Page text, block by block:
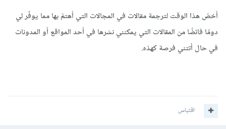
أخصّ هذا الوقت لترجمة مقالات في المجالات التي أهتمّ بها مما يوفّر لي
دومًا فائضًا من المقالات التي يمكنني نشرها في أحد المواقع أو المدونات
في حال أتتني فرصة كهذه.
اقتباس